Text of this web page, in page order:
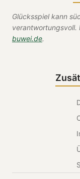
Glücksspiel kann süchtig machen. Spielen Sie
verantwortungsvoll.
buwei.de.